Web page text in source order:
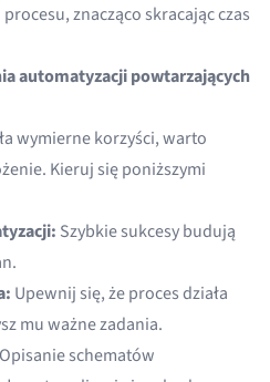
znacząco skracając czas
automatyzacji powtarzających
wymierne korzyści, warto
Kieruj się poniższymi
Szybkie sukcesy budują
Upewnij się, że proces działa
mu ważne zadania.
Opisanie schematów